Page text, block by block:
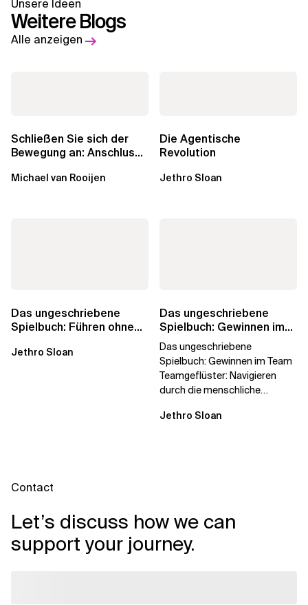
Unsere Ideen
Weitere Blogs
Alle anzeigen
Schließen Sie sich der
Bewegung an: Anschluss
Michael van Rooijen
Die Agentische
Revolution
Jethro Sloan
Das ungeschriebene
Spielbuch: Führen ohne
Jethro Sloan
Das ungeschriebene
Spielbuch: Gewinnen im
Team
Das ungeschriebene
Spielbuch: Gewinnen im Team
Teamgeflüster: Navigieren
durch die menschliche
vorbereitet hat „Wir...
Jethro Sloan
Contact
Let’s discuss how we can
support your journey.